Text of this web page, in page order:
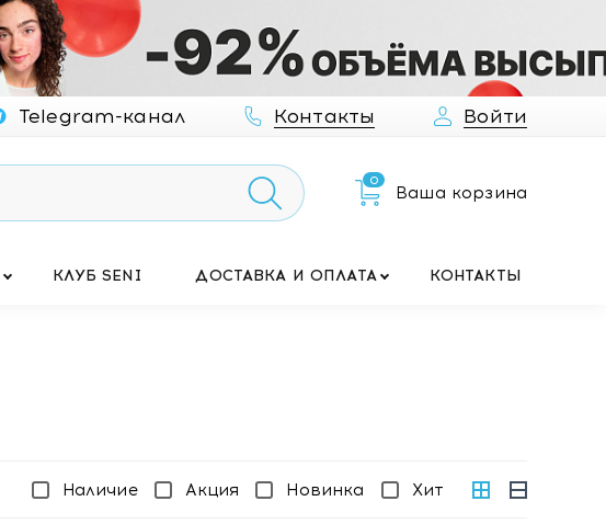
Telegram-канал Контакты Войти
0
Ваша корзина
КЛУБ SENI ДОСТАВКА И ОПЛАТА КОНТАКТЫ
Наличие Акция Новинка Хит